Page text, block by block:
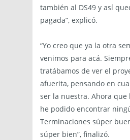
también al DS49 y así
pagada”, explicó.
“Yo creo que ya la otra
venimos para acá.
tratábamos de ver el
afuerita, pensando en
ser la nuestra. Ahora que
he podido encontrar
Terminaciones súper
súper bien”, finalizó.